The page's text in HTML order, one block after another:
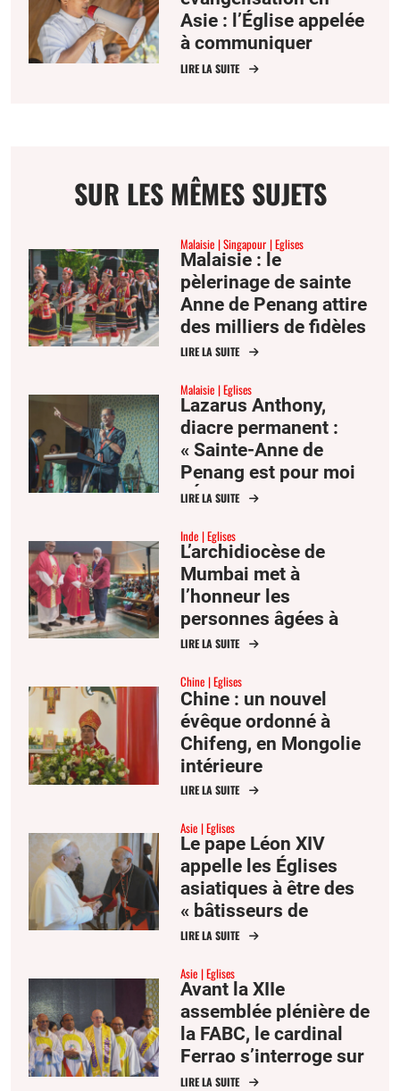
Asie : l’Église appelée
à communiquer
l’espérance
LIRE LA SUITE
SUR LES MÊMES SUJETS
Malaisie Singapour Eglises
Malaisie : le
pèlerinage de sainte
Anne de Penang attire
des milliers de fidèles
d’Asie du Sud-Est
LIRE LA SUITE
Malaisie Eglises
Lazarus Anthony,
diacre permanent :
« Sainte-Anne de
Penang est pour moi
l’Église comme mère
LIRE LA SUITE
Inde Eglises
L’archidiocèse de
Mumbai met à
l’honneur les
personnes âgées à
l’occasion de la fête
Anne
LIRE LA SUITE
Chine Eglises
Chine : un nouvel
évêque ordonné à
Chifeng, en Mongolie
intérieure
LIRE LA SUITE
Asie Eglises
Le pape Léon XIV
appelle les Églises
asiatiques à être des
« bâtisseurs de
communion »
LIRE LA SUITE
Asie Eglises
Avant la XIIe
assemblée plénière de
la FABC, le cardinal
Ferrao s’interroge sur
l’avenir de la mission
LIRE LA SUITE